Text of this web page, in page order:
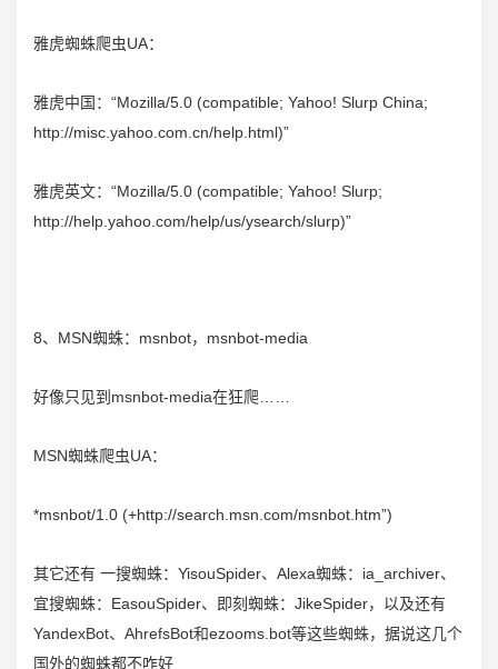
雅虎蜘蛛爬虫UA：
雅虎中国：“Mozilla/5.0 (compatible; Yahoo! Slurp China;
http://misc.yahoo.com.cn/help.html)”
雅虎英文：“Mozilla/5.0 (compatible; Yahoo! Slurp;
http://help.yahoo.com/help/us/ysearch/slurp)”
8、MSN蜘蛛：msnbot，msnbot-media
好像只见到msnbot-media在狂爬……
MSN蜘蛛爬虫UA：
*msnbot/1.0 (+http://search.msn.com/msnbot.htm”)
其它还有 一搜蜘蛛：YisouSpider、Alexa蜘蛛：ia_archiver、
宜搜蜘蛛：EasouSpider、即刻蜘蛛：JikeSpider，以及还有
YandexBot、AhrefsBot和ezooms.bot等这些蜘蛛，据说这几个
国外的蜘蛛都不咋好